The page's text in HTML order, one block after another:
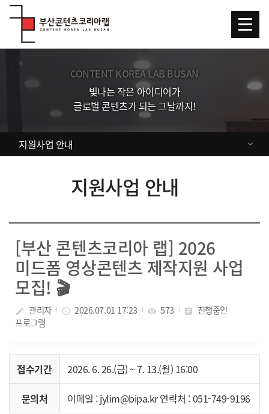
Skip Menu
CONTENT KOREA LAB BUSAN
빛나는 작은 아이디어가
글로벌 콘텐츠가 되는 그날까지!
지원사업 안내
지원사업 안내
[부산 콘텐츠코리아 랩] 2026
미드폼 영상콘텐츠 제작지원 사업
모집! 🎬
create 관리자 access_time 2026.07.01 17:23 visibility 573 assignment
진행중인
프로그램
접수기간 2026. 6. 26.(금) ~ 7. 13.(월) 16:00
문의처 이메일 : jylim@bipa.kr 연락처 : 051-749-9196